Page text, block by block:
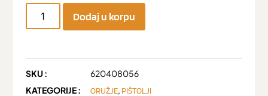
Dodaj u korpu
SKU :
620408056
KATEGORIJE :
ORUŽJE, PIŠTOLJI